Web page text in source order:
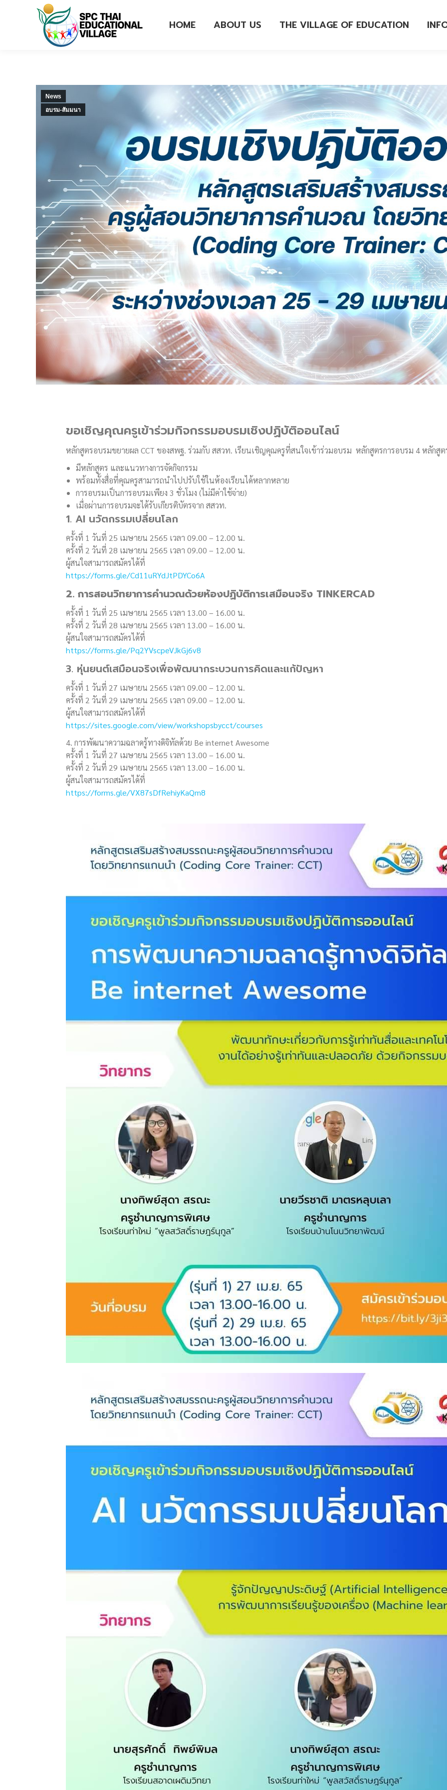
HOME ABOUT US THE VILLAGE OF EDUCATION
News
อบรม-สัมมนา
ขอเชิญคุณครูเข้าร่วมกิจกรรมอบรมเชิงปฏิบัติออนไลน์
หลักสูตรอบรมขยายผล CCT ของสพฐ. ร่วมกับ สสวท. เรียนเชิญคุณครูที่สนใจเข้าร่วมอบรม หลักสูตรการอบรม 4 หลักสู
มีหลักสูตร และแนวทางการจัดกิจกรรม
พร้อมทั้งสื่อที่คุณครูสามารถนำไปปรับใช้ในห้องเรียนได้หลากหลาย
การอบรมเป็นการอบรมเพียง 3 ชั่วโมง (ไม่มีค่าใช้จ่าย)
เมื่อผ่านการอบรมจะได้รับเกียรติบัตรจาก สสวท.
1. AI นวัตกรรมเปลี่ยนโลก
ครั้งที่ 1 วันที่ 25 เมษายน 2565 เวลา 09.00 – 12.00 น.
ครั้งที่ 2 วันที่ 28 เมษายน 2565 เวลา 09.00 – 12.00 น.
ผู้สนใจสามารถสมัครได้ที่
https://forms.gle/Cd11uRYdJtPDYCo6A
2. การสอนวิทยาการคำนวณด้วยห้องปฏิบัติการเสมือนจริง TINKERCAD
ครั้งที่ 1 วันที่ 25 เมษายน 2565 เวลา 13.00 – 16.00 น.
ครั้งที่ 2 วันที่ 28 เมษายน 2565 เวลา 13.00 – 16.00 น.
ผู้สนใจสามารถสมัครได้ที่
https://forms.gle/Pq2YVscpeVJkGj6v8
3. หุ่นยนต์เสมือนจริงเพื่อพัฒนากระบวนการคิดและแก้ปัญหา
ครั้งที่ 1 วันที่ 27 เมษายน 2565 เวลา 09.00 – 12.00 น.
ครั้งที่ 2 วันที่ 29 เมษายน 2565 เวลา 09.00 – 12.00 น.
ผู้สนใจสามารถสมัครได้ที่
https://sites.google.com/view/workshopsbycct/courses
4. การพัฒนาความฉลาดรู้ทางดิจิทัลด้วย Be internet Awesome
ครั้งที่ 1 วันที่ 27 เมษายน 2565 เวลา 13.00 – 16.00 น.
ครั้งที่ 2 วันที่ 29 เมษายน 2565 เวลา 13.00 – 16.00 น.
ผู้สนใจสามารถสมัครได้ที่
https://forms.gle/VX87sDfRehiyKaQm8